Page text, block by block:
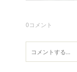
0コメント